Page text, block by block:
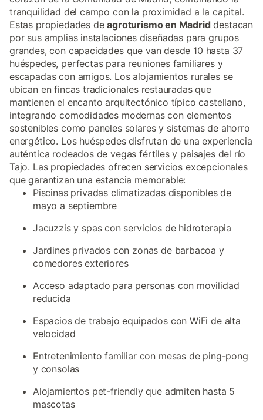
tranquilidad del campo con la proximidad a la capital.
Estas propiedades deagroturismo en Madriddestacan
por sus amplias instalaciones diseñadas para grupos
grandes, con capacidades que van desde 10 hasta 37
huéspedes, perfectas para reuniones familiares y
escapadas con amigos. Los alojamientos rurales se
ubican en fincas tradicionales restauradas que
mantienen el encanto arquitectónico típico castellano,
integrando comodidades modernas con elementos
sostenibles como paneles solares y sistemas de ahorro
energético. Los huéspedes disfrutan de una experiencia
auténtica rodeados de vegas fértiles y paisajes del río
Tajo. Las propiedades ofrecen servicios excepcionales
que garantizan una estancia memorable:
Piscinas privadas climatizadas disponibles de
mayo a septiembre
Jacuzzis y spas con servicios de hidroterapia
Jardines privados con zonas de barbacoa y
comedores exteriores
Acceso adaptado para personas con movilidad
reducida
Espacios de trabajo equipados con WiFi de alta
velocidad
Entretenimiento familiar con mesas de ping-pong
y consolas
Alojamientos pet-friendly que admiten hasta 5
mascotas